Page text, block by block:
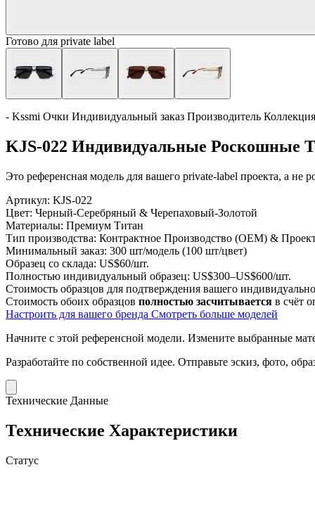
Готово для private label
- Kssmi Очки Индивидуальный заказ Производитель Коллекция
KJS-022 Индивидуальные Роскошные
Это референсная модель для вашего private-label проекта, а не
Артикул: KJS-022
Цвет: Черный-Серебряный & Черепаховый-Золотой
Материалы: Премиум Титан
Тип производства: Контрактное Производство (OEM) &
Минимальный заказ: 300 шт/модель (100 шт/цвет)
Образец со склада: US$60/шт.
Полностью индивидуальный образец: US$300–US$600/шт.
Стоимость образцов для подтверждения вашего
Стоимость обоих образцов полностью засчитывается в счёт
Настроить для вашего бренда Смотреть больше моделей
Начните с этой референсной модели. Измените выбранные
Разработайте по собственной идее. Отправьте эскиз, фото,
Технические Данные
Технические Характеристики
Статус